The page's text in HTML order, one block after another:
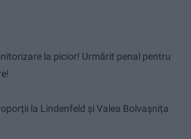
la picior! Urmărit penal pentru
la Lindenfeld și Valea Bolvașnița